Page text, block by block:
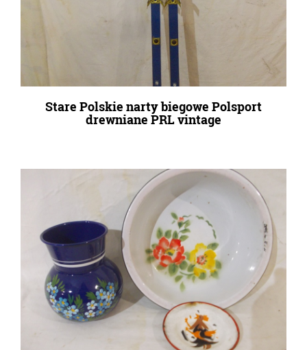
Stare Polskie narty biegowe Polsport
drewniane PRL vintage